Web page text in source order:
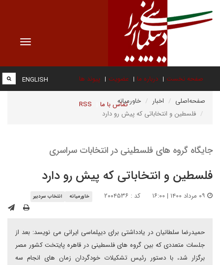
Toggle
صفحه نخست درباره ما عضویت پیوند ها
تماس با ما RSS
ENGLISH
صفحه‌اصلی اخبار
خاورمیانه
فلسطین و انتخاباتی که پیش رو دارد
جایگاه گروه های فلسطینی در انتخابات سراسری
فلسطین و انتخاباتی که پیش رو دارد
کد : ۲۰۰۴۵۳۶ خاورمیانه انتخاب سردبیر
حمیدرضا سلطانیان در یادداشتی برای دیپلماسی ایرانی می نویسد: بعد از
جلسات متعددی که بین گروه های فلسطینی در قاهره پایتخت کشور مصر
برگزار شد، با دستور رئیس تشکیلات خودگردان زمان های انجام سه